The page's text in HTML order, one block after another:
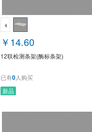
￥14.60
12联检测条架(酶标条架)
已有0人购买
新品